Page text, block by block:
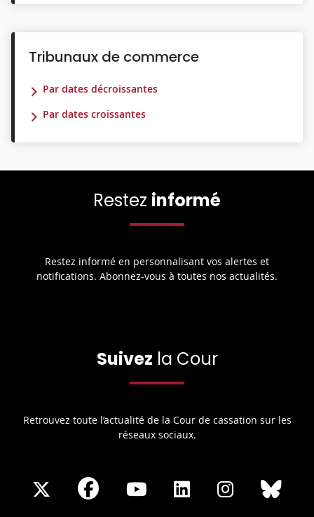
Tribunaux de commerce
Par dates décroissantes
Par dates croissantes
Restez informé
Restez informé en personnalisant vos alertes et
notifications. Abonnez-vous à toutes nos actualités.
Suivez la Cour
Retrouvez toute l’actualité de la Cour de cassation sur les
réseaux sociaux.
ShareShare
Share
Share
Share